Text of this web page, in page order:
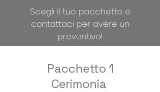
Scegli il tuo pacchetto e
contattaci per avere un
preventivo!
Pacchetto 1
Cerimonia